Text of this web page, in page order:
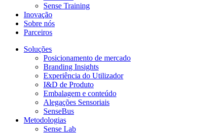
Sense Training
Inovação
Sobre nós
Parceiros
Soluções
Posicionamento de mercado
Branding Insights
Experiência do Utilizador
I&D de Produto
Embalagem e conteúdo
Alegações Sensoriais
SenseBus
Metodologias
Sense Lab